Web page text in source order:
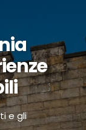
e gli